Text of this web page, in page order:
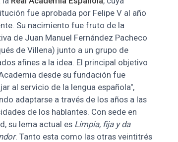
fue aprobada por Felipe V al año
Su nacimiento fue fruto de la
de Juan Manuel Fernández Pacheco
de Villena) junto a un grupo de
afines a la idea. El principal objetivo
desde su fundación fue
al servicio de la lengua española",
adaptarse a través de los años a las
de los hablantes. Con sede en
su lema actual esLimpia, fija y da
. Tanto esta como las otras veintitrés